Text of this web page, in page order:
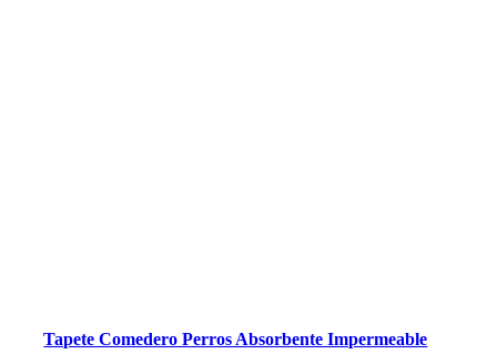
Tapete Comedero Perros Absorbente Impermeable